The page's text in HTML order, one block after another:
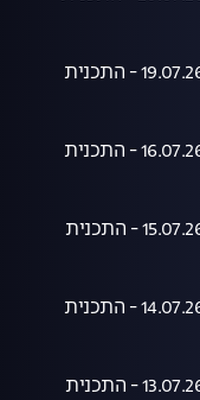
היום שהיה 19.07.26 - התכנית
היום שהיה 16.07.26 - התכנית
היום שהיה 15.07.26 - התכנית
היום שהיה 14.07.26 - התכנית
היום שהיה 13.07.26 - התכנית